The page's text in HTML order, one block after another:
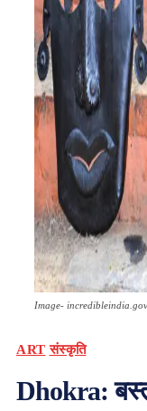
Image-
ART संस्कृति
Dhokra: